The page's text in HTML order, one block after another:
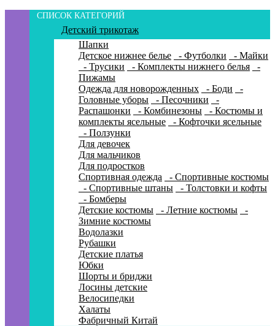
СПИСОК КАТЕГОРИЙ
Детский трикотаж
Шапки
Детское нижнее белье
- Футболки
- Майки
- Трусики
- Комплекты нижнего белья
-
Пижамы
Одежда для новорожденных
- Боди
-
Головные уборы
- Песочники
-
Распашонки
- Комбинезоны
- Костюмы и
комплекты ясельные
- Кофточки ясельные
- Ползунки
Для девочек
Для мальчиков
Для подростков
Спортивная одежда
- Спортивные костюмы
- Спортивные штаны
- Толстовки и кофты
- Бомберы
Детские костюмы
- Летние костюмы
-
Зимние костюмы
Водолазки
Рубашки
Детские платья
Юбки
Шорты и бриджи
Лосины детские
Велосипедки
Халаты
Фабричный Китай